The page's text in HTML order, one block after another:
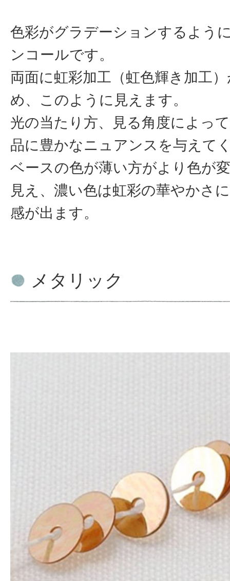
色彩がグラデーションするよう
ンコールです。
両面に虹彩加工（虹色輝き加工
め、このように見えます。
光の当たり方、見る角度によっ
品に豊かなニュアンスを与えて
ベースの色が薄い方がより色が
見え、濃い色は虹彩の華やかさ
感が出ます。
メタリック